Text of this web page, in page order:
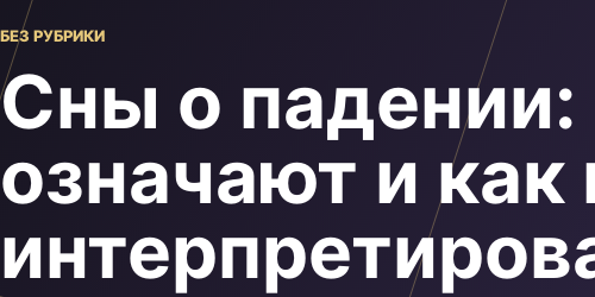
БЕЗ РУБРИКИ
Сны о падении:
означают и как